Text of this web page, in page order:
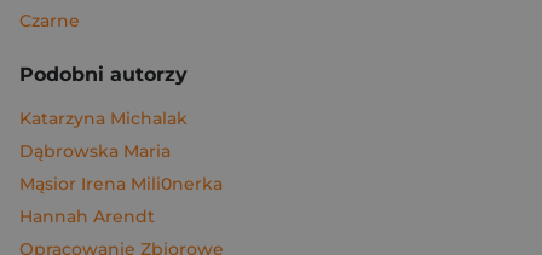
Czarne
Podobni autorzy
Katarzyna Michalak
Dąbrowska Maria
Mąsior Irena Mili0nerka
Hannah Arendt
Opracowanie Zbiorowe